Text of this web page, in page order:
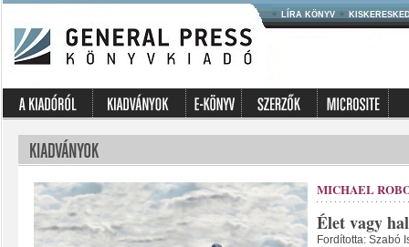
LÍRA KÖNYV
MICHAEL
Élet vagy
Fordította: Szabó